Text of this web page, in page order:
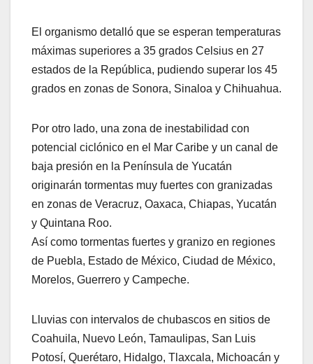
El organismo detalló que se esperan temperaturas
máximas superiores a 35 grados Celsius en 27
estados de la República, pudiendo superar los 45
grados en zonas de Sonora, Sinaloa y Chihuahua.
Por otro lado, una zona de inestabilidad con
potencial ciclónico en el Mar Caribe y un canal de
baja presión en la Península de Yucatán
originarán tormentas muy fuertes con granizadas
en zonas de Veracruz, Oaxaca, Chiapas, Yucatán
y Quintana Roo.
Así como tormentas fuertes y granizo en regiones
de Puebla, Estado de México, Ciudad de México,
Morelos, Guerrero y Campeche.
Lluvias con intervalos de chubascos en sitios de
Coahuila, Nuevo León, Tamaulipas, San Luis
Potosí, Querétaro, Hidalgo, Tlaxcala, Michoacán y